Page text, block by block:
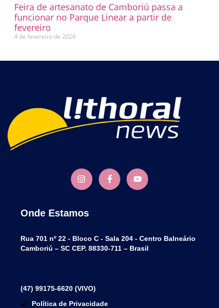
Feira de artesanato de Camboriú passa a
funcionar no Parque Linear a partir de
fevereiro
4 de fevereiro de 2026
Onde Estamos
Rua 701 nº 22 - Bloco C - Sala 204 - Centro Balneário
Camboriú – SC CEP. 88330-711 – Brasil
(47) 99175-6620 (VIVO)
Política de Privacidade